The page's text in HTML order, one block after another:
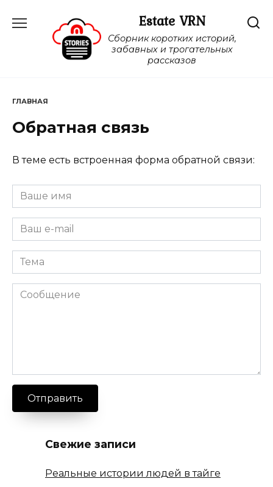
содержанию
Estate VRN
Сборник коротких историй,
забавных и трогательных
рассказов
ГЛАВНАЯ
Обратная связь
В теме есть встроенная форма обратной связи:
Отправить
Свежие записи
Реальные истории людей в тайге